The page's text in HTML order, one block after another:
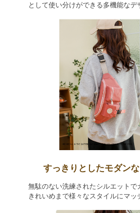
として使い分けができる多機能なデ
すっきりとしたモダン
無駄のない洗練されたシルエットで
きれいめまで様々なスタイルにマッ